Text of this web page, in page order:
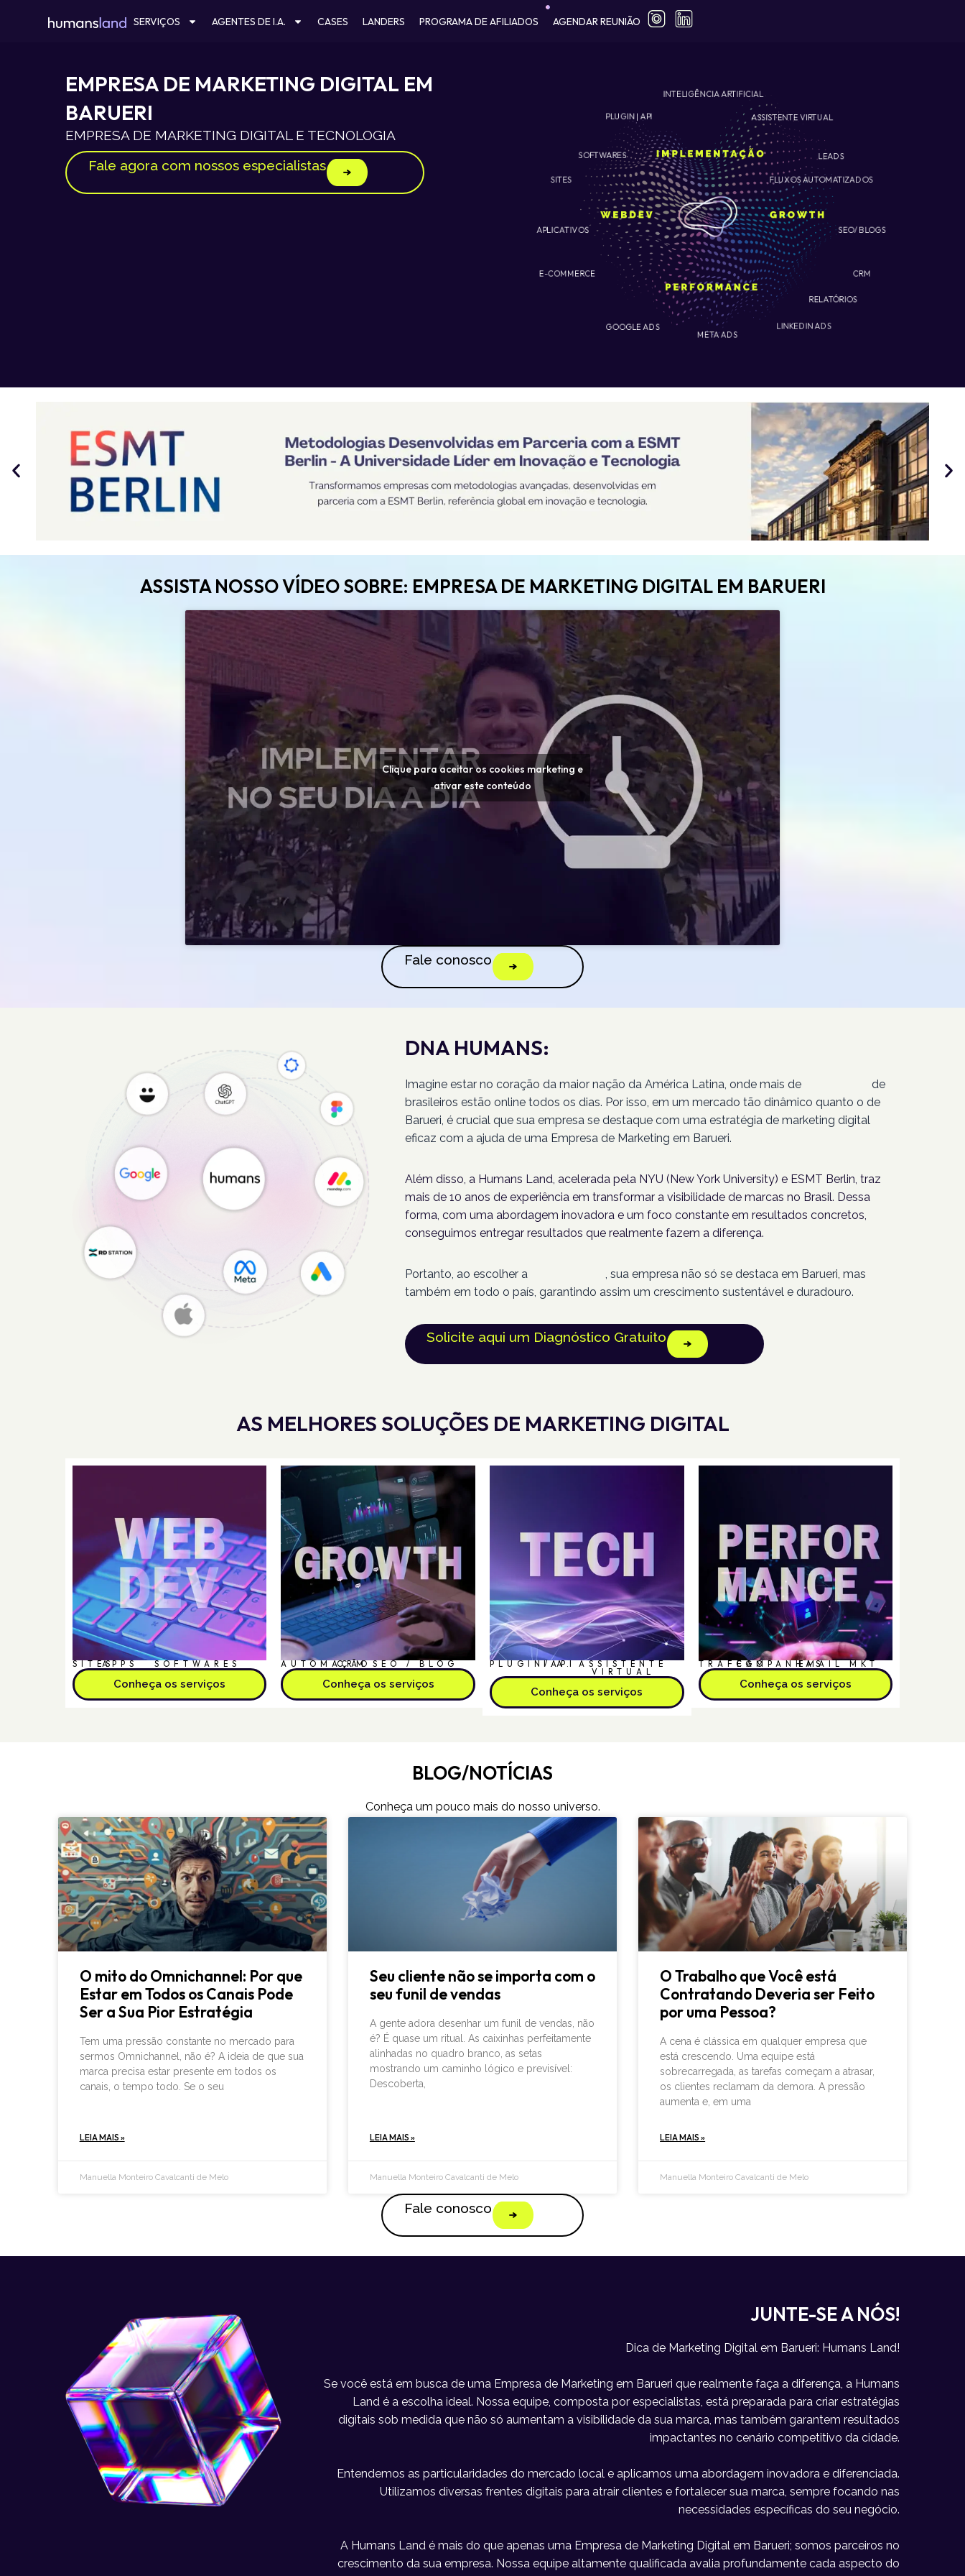
SERVIÇOS AGENTES DE I.A. CASES LANDERS PROGRAMA DE AFILIADOS AGENDAR REUNIÃO
EMPRESA DE MARKETING DIGITAL EM
BARUERI
EMPRESA DE MARKETING DIGITAL E TECNOLOGIA
Fale agora com nossos especialistas
GOOGLE ADS LINKEDIN ADS
APLICATIVOS
SITES
E-COMMERCE
META ADS
CRM
RELATÓRIOS
SEO/ BLOGS
FLUXOS AUTOMATIZADOS
INTELIGÊNCIA ARTIFICIAL
PLUGIN | API
SOFTWARES
ASSISTENTE VIRTUAL
LEADS
ASSISTA NOSSO VÍDEO SOBRE: EMPRESA DE MARKETING DIGITAL EM BARUERI
Clique para aceitar os cookies marketing e
ativar este conteúdo
Fale conosco
DNA HUMANS:
Imagine estar no coração da maior nação da América Latina, onde mais de
de
brasileiros estão online todos os dias. Por isso, em um mercado tão dinâmico quanto o de
Barueri, é crucial que sua empresa se destaque com uma estratégia de marketing digital
eficaz com a ajuda de uma Empresa de Marketing em Barueri.
Além disso, a Humans Land, acelerada pela NYU (New York University) e ESMT Berlin, traz
mais de 10 anos de experiência em transformar a visibilidade de marcas no Brasil. Dessa
forma, com uma abordagem inovadora e um foco constante em resultados concretos,
conseguimos entregar resultados que realmente fazem a diferença.
Portanto, ao escolher a
, sua empresa não só se destaca em Barueri, mas
também em todo o país, garantindo assim um crescimento sustentável e duradouro.
Solicite aqui um Diagnóstico Gratuito
AS MELHORES SOLUÇÕES DE MARKETING DIGITAL
SITESAPPS SOFTWARES
Conheça os serviços
AUTOMAÇÃO
CRM SEO / BLOG
Conheça os serviços
PLUGIN/API
I.A. ASSISTENTE
VIRTUAL
Conheça os serviços
TRÁFEGOCAMPANHASEMAIL MKT
Conheça os serviços
BLOG/NOTÍCIAS
Conheça um pouco mais do nosso universo.
O mito do Omnichannel: Por que
Estar em Todos os Canais Pode
Ser a Sua Pior Estratégia
Tem uma pressão constante no mercado para
sermos Omnichannel, não é? A ideia de que sua
marca precisa estar presente em todos os
canais, o tempo todo. Se o seu
LEIA MAIS »
Manuella Monteiro Cavalcanti de Melo
Seu cliente não se importa com o
seu funil de vendas
A gente adora desenhar um funil de vendas, não
é? É quase um ritual. As caixinhas perfeitamente
alinhadas no quadro branco, as setas
mostrando um caminho lógico e previsível:
Descoberta,
LEIA MAIS »
Manuella Monteiro Cavalcanti de Melo
O Trabalho que Você está
Contratando Deveria ser Feito
por uma Pessoa?
A cena é clássica em qualquer empresa que
está crescendo. Uma equipe está
sobrecarregada, as tarefas começam a atrasar,
os clientes reclamam da demora. A pressão
aumenta e, em uma
LEIA MAIS »
Manuella Monteiro Cavalcanti de Melo
Fale conosco
JUNTE-SE A NÓS!
Dica de Marketing Digital em Barueri: Humans Land!
Se você está em busca de uma Empresa de Marketing em Barueri que realmente faça a diferença, a Humans
Land é a escolha ideal. Nossa equipe, composta por especialistas, está preparada para criar estratégias
digitais sob medida que não só aumentam a visibilidade da sua marca, mas também garantem resultados
impactantes no cenário competitivo da cidade.
Entendemos as particularidades do mercado local e aplicamos uma abordagem inovadora e diferenciada.
Utilizamos diversas frentes digitais para atrair clientes e fortalecer sua marca, sempre focando nas
necessidades específicas do seu negócio.
A Humans Land é mais do que apenas uma Empresa de Marketing Digital em Barueri; somos parceiros no
crescimento da sua empresa. Nossa equipe altamente qualificada avalia profundamente cada aspecto do